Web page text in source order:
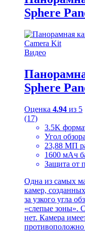
Sphere
Видео
Sphere
Оценка 4.94 из 5
(17)
3.5K
Угол
23,88 МП
1600 мАч
Защита от
Одна из самых
камер,
за узкого угла
«слепые зоны».
нет. Камера